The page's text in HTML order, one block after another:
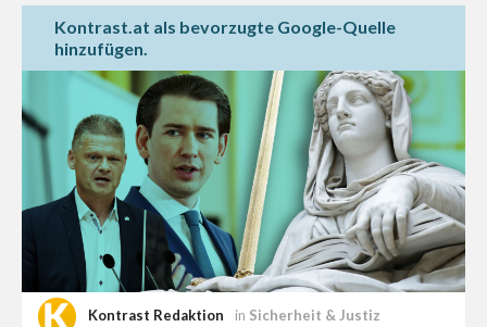
Kontrast.at als bevorzugte Google-Quelle
hinzufügen.
Kontrast Redaktion in Sicherheit & Justiz